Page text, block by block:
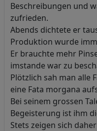
Beschreibungen und
zufrieden.
Abends dichtete er
Produktion wurde
Er brauchte mehr
imstande war zu
Plötzlich sah man alle
eine Fata morgana
Bei seinem grossen
Begeisterung ist ihm
Stets zeigen sich